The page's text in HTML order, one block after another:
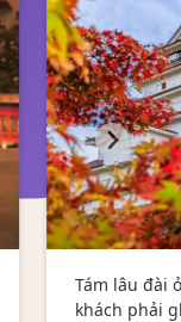
nghệ
khu
mùa thu